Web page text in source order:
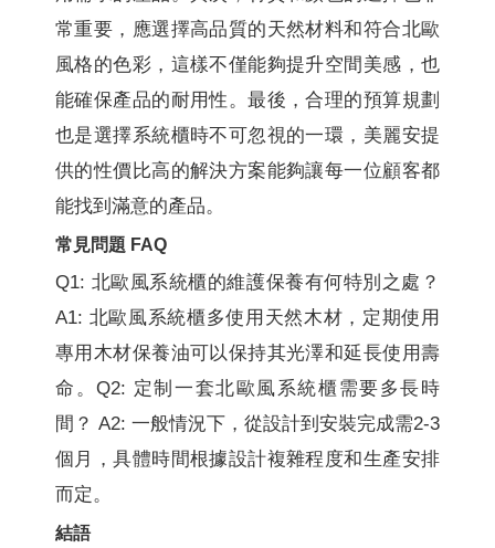
常重要，應選擇高品質的天然材料和符合北歐
風格的色彩，這樣不僅能夠提升空間美感，也
能確保產品的耐用性。最後，合理的預算規劃
也是選擇系統櫃時不可忽視的一環，美麗安提
供的性價比高的解決方案能夠讓每一位顧客都
能找到滿意的產品。
常見問題 FAQ
Q1: 北歐風系統櫃的維護保養有何特別之處？
A1: 北歐風系統櫃多使用天然木材，定期使用
專用木材保養油可以保持其光澤和延長使用壽
命。Q2: 定制一套北歐風系統櫃需要多長時
間？ A2: 一般情況下，從設計到安裝完成需2-3
個月，具體時間根據設計複雜程度和生產安排
而定。
結語